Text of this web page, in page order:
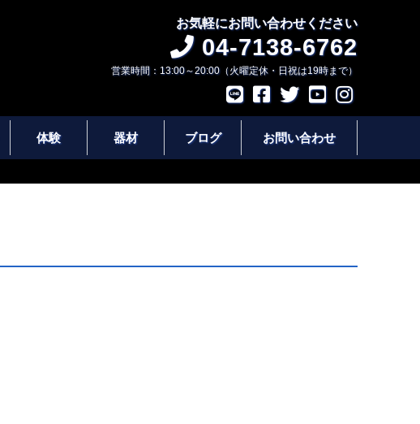
お気軽にお問い合わせください
04-7138-6762
営業時間：13:00～20:00（火曜定休・日祝は19時まで）
体験 器材 ブログ お問い合わせ